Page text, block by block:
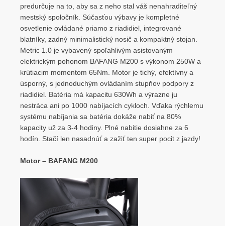
predurčuje na to, aby sa z neho stal váš nenahraditeľný
mestský spoločník. Súčasťou výbavy je kompletné
osvetlenie ovládané priamo z riadidiel, integrované
blatníky, zadný minimalistický nosič a kompaktný stojan.
Metric 1.0 je vybavený spoľahlivým asistovaným
elektrickým pohonom BAFANG M200 s výkonom 250W a
krútiacim momentom 65Nm. Motor je tichý, efektívny a
úsporný, s jednoduchým ovládaním stupňov podpory z
riadidiel. Batéria má kapacitu 630Wh a výrazne ju
nestráca ani po 1000 nabíjacích cykloch. Vďaka rýchlemu
systému nabíjania sa batéria dokáže nabiť na 80%
kapacity už za 3-4 hodiny. Plné nabitie dosiahne za 6
hodín. Stačí len nasadnúť a zažiť ten super pocit z jazdy!
Motor – BAFANG M200